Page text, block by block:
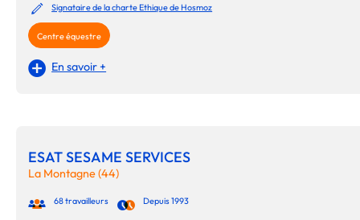
Signataire de la charte Ethique de Hosmoz
Centre équestre
En savoir +
ESAT SESAME SERVICES
La Montagne (44)
68 travailleurs Depuis 1993